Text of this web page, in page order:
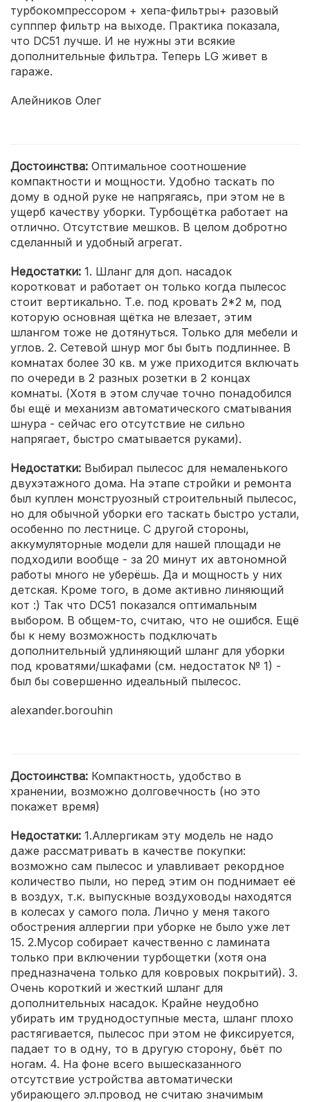
турбокомпрессором + хепа-фильтры+ разовый
супппер фильтр на выходе. Практика показала,
что DC51 лучше. И не нужны эти всякие
дополнительные фильтра. Теперь LG живет в
гараже.
Алейников Олег
Достоинства: Оптимальное соотношение
компактности и мощности. Удобно таскать по
дому в одной руке не напрягаясь, при этом не в
ущерб качеству уборки. Турбощётка работает на
отлично. Отсутствие мешков. В целом добротно
сделанный и удобный агрегат.
Недостатки: 1. Шланг для доп. насадок
коротковат и работает он только когда пылесос
стоит вертикально. Т.е. под кровать 2*2 м, под
которую основная щётка не влезает, этим
шлангом тоже не дотянуться. Только для мебели и
углов. 2. Сетевой шнур мог бы быть подлиннее. В
комнатах более 30 кв. м уже приходится включать
по очереди в 2 разных розетки в 2 концах
комнаты. (Хотя в этом случае точно понадобился
бы ещё и механизм автоматического сматывания
шнура - сейчас его отсутствие не сильно
напрягает, быстро сматывается руками).
Недостатки: Выбирал пылесос для немаленького
двухэтажного дома. На этапе стройки и ремонта
был куплен монструозный строительный пылесос,
но для обычной уборки его таскать быстро устали,
особенно по лестнице. С другой стороны,
аккумуляторные модели для нашей площади не
подходили вообще - за 20 минут их автономной
работы много не уберёшь. Да и мощность у них
детская. Кроме того, в доме активно линяющий
кот :) Так что DC51 показался оптимальным
выбором. В общем-то, считаю, что не ошибся. Ещё
бы к нему возможность подключать
дополнительный удлиняющий шланг для уборки
под кроватями/шкафами (см. недостаток № 1) -
был бы совершенно идеальный пылесос.
alexander.borouhin
Достоинства: Компактность, удобство в
хранении, возможно долговечность (но это
покажет время)
Недостатки: 1.Аллергикам эту модель не надо
даже рассматривать в качестве покупки:
возможно сам пылесос и улавливает рекордное
количество пыли, но перед этим он поднимает её
в воздух, т.к. выпускные воздуховоды находятся
в колесах у самого пола. Лично у меня такого
обострения аллергии при уборке не было уже лет
15. 2.Мусор собирает качественно с ламината
только при включении турбощетки (хотя она
предназначена только для ковровых покрытий). 3.
Очень короткий и жесткий шланг для
дополнительных насадок. Крайне неудобно
убирать им труднодоступные места, шланг плохо
растягивается, пылесос при этом не фиксируется,
падает то в одну, то в другую сторону, бьёт по
ногам. 4. На фоне всего вышесказанного
отсутствие устройства автоматически
убирающего эл.провод не считаю значимым